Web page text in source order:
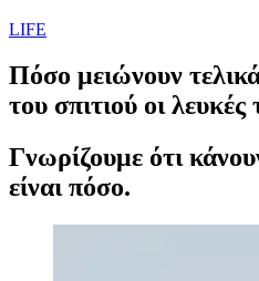
LIFE
Πόσο μειώνουν
του σπιτιού οι λευκές
Γνωρίζουμε ότι
είναι πόσο.